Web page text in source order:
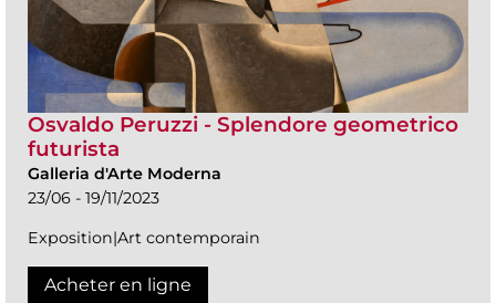
Osvaldo Peruzzi - Splendore geometrico
futurista
Galleria d'Arte Moderna
23/06 - 19/11/2023
Exposition|Art contemporain
Acheter en ligne